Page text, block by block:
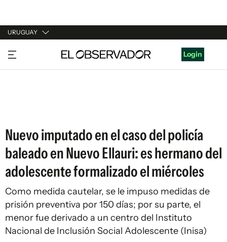
URUGUAY
URUGUAY
ARGENTINA
Login
Nuevo imputado en el caso del policía
baleado en Nuevo Ellauri: es hermano del
adolescente formalizado el miércoles
Como medida cautelar, se le impuso medidas de
prisión preventiva por 150 días; por su parte, el
menor fue derivado a un centro del Instituto
Nacional de Inclusión Social Adolescente (Inisa)